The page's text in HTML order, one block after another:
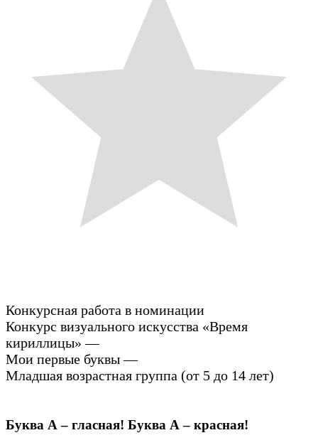
Конкурсная работа в номинации
Конкурс визуального искусства «Время
кириллицы» —
Мои первые буквы —
Младшая возрастная группа (от 5 до 14 лет)
Буква А – гласная! Буква А – красная!